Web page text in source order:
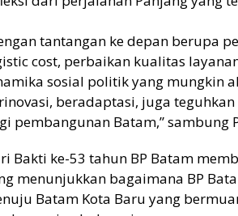
tantangan ke depan berupa
cost, perbaikan kualitas
sosial politik yang mungkin
beradaptasi, juga
pembangunan Batam,” sambung
Bakti ke-53 tahun BP Batam
menunjukkan bagaimana BP
Batam Kota Baru yang